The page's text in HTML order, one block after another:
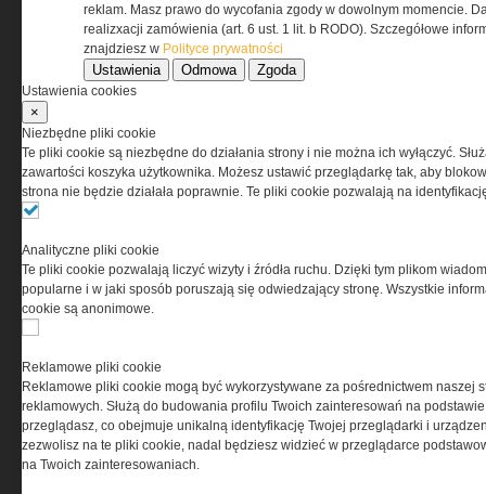
Regulamin określa zasady korzystania z portalu
www.special-ops.pl
Korzystanie z portalu jest równoznaczne
przez Grupa MEDIUM Spółka z ograniczoną
odpowiedzialnością Spółka komandytowa, nr KRS:
0000537655, NIP 1132860378, REGON 146393437
(zwana dalej Grupa MEDIUM) w postaci Regulaminu.
Ta witryna wykorzystuje pliki cookies do przechowywania
informacji na Twoim komputerze. Pliki cookies stosujemy
w celu świadczenia usług na najwyższym poziomie,
w tym w sposób dostosowany do indywidualnych potrzeb.
reklam. Masz prawo do wycofania zgody w dowolnym momencie.
realizxacji zamówienia (art. 6 ust. 1 lit. b RODO). Szczegółowe
znajdziesz w Polityce prywatności
Ustawienia Odmowa Zgoda
Ustawienia cookies
×
Niezbędne pliki cookie
Te pliki cookie są niezbędne do działania strony i nie można ich wyłączyć.
zawartości koszyka użytkownika. Możesz ustawić przeglądarkę tak, aby
strona nie będzie działała poprawnie. Te pliki cookie pozwalają na
Analityczne pliki cookie
Te pliki cookie pozwalają liczyć wizyty i źródła ruchu. Dzięki tym plikom
popularne i w jaki sposób poruszają się odwiedzający stronę. Wszystkie
cookie są anonimowe.
Reklamowe pliki cookie
Reklamowe pliki cookie mogą być wykorzystywane za pośrednictwem naszej
reklamowych. Służą do budowania profilu Twoich zainteresowań na
przeglądasz, co obejmuje unikalną identyfikację Twojej przeglądarki i
zezwolisz na te pliki cookie, nadal będziesz widzieć w przeglądarce
na Twoich zainteresowaniach.